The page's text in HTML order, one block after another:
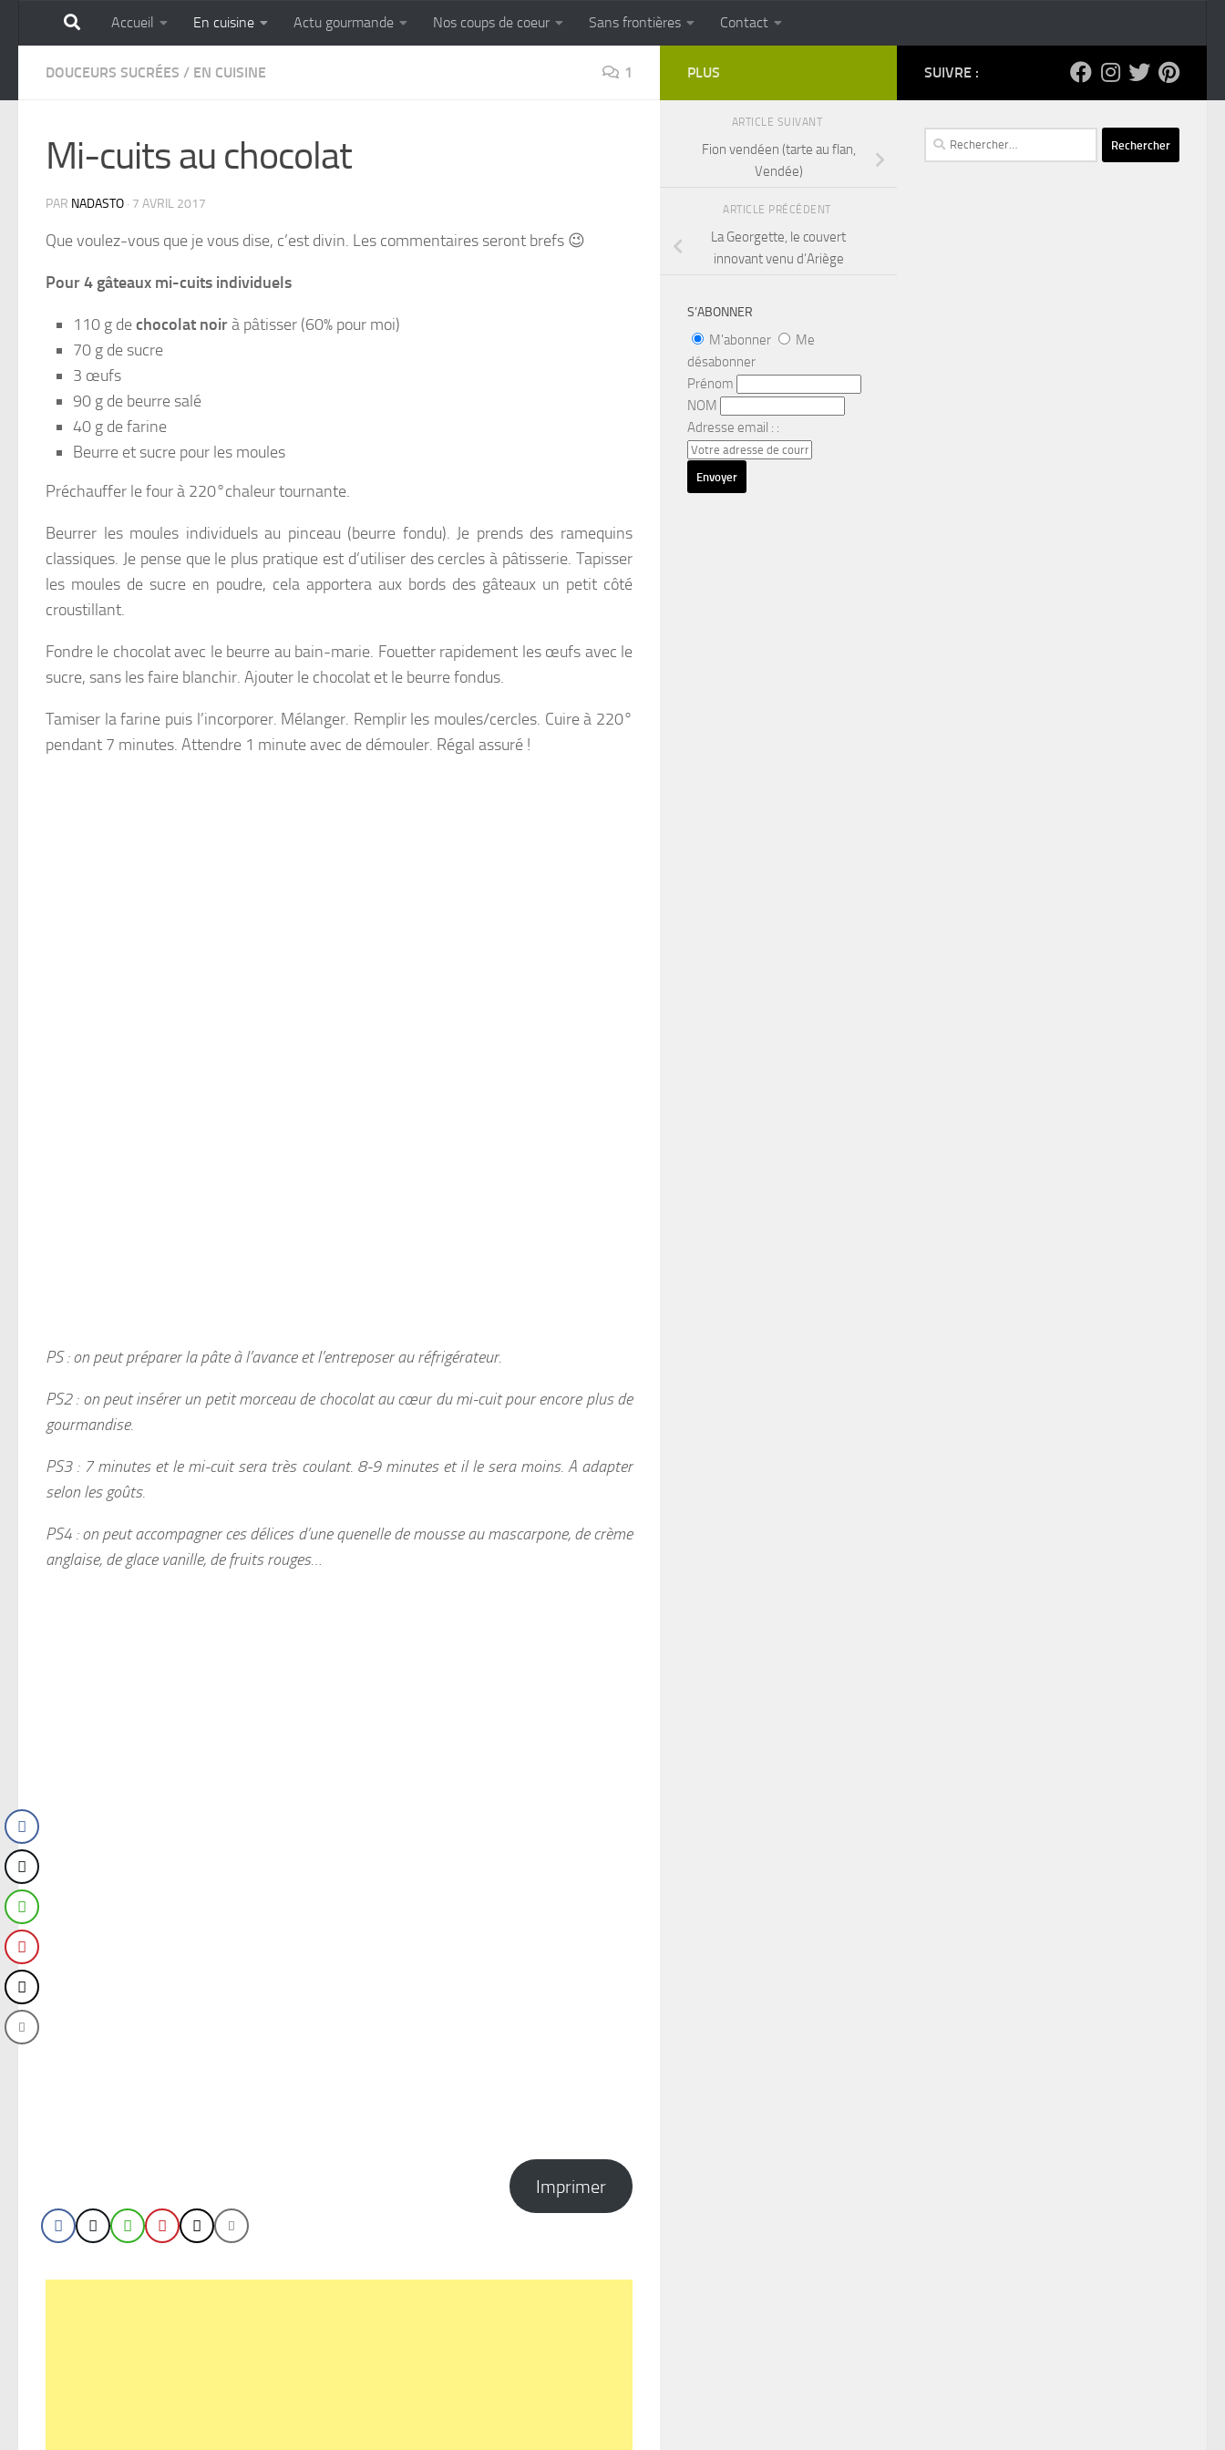
Skip to content
GOURMANDISE SANS FRONTIERES Cuisine populaire des terroirs
Accueil En cuisine Actu gourmande Nos coups de coeur Sans frontières Contact
DOUCEURS SUCRÉES / EN CUISINE 1
Mi-cuits au chocolat
PAR NADASTO · 7 AVRIL 2017
Que voulez-vous que je vous dise, c’est divin. Les commentaires seront brefs 😉
Pour 4 gâteaux mi-cuits individuels
110 g dechocolat noirà pâtisser (60% pour moi)
70 g de sucre
3 œufs
90 g de beurre salé
40 g de farine
Beurre et sucre pour les moules
Préchauffer le four à 220°chaleur tournante.
Beurrer les moules individuels au pinceau (beurre fondu). Je prends des ramequins
classiques. Je pense que le plus pratique est d’utiliser des cercles à pâtisserie. Tapisser
les moules de sucre en poudre, cela apportera aux bords des gâteaux un petit côté
croustillant.
Fondre le chocolat avec le beurre au bain-marie. Fouetter rapidement les œufs avec le
sucre, sans les faire blanchir. Ajouter le chocolat et le beurre fondus.
Tamiser la farine puis l’incorporer. Mélanger. Remplir les moules/cercles. Cuire à 220°
pendant 7 minutes. Attendre 1 minute avec de démouler. Régal assuré !
PS : on peut préparer la pâte à l’avance et l’entreposer au réfrigérateur.
PS2 : on peut insérer un petit morceau de chocolat au cœur du mi-cuit pour encore plus de
gourmandise.
PS3 : 7 minutes et le mi-cuit sera très coulant. 8-9 minutes et il le sera moins. A adapter
selon les goûts.
PS4 : on peut accompagner ces délices d’une quenelle de mousse au mascarpone, de crème
anglaise, de glace vanille, de fruits rouges…
Imprimer
SUIVRE :
Rechercher :
PLUS
ARTICLE SUIVANT
Fion vendéen (tarte au flan,
Vendée)
ARTICLE PRÉCÉDENT
La Georgette, le couvert
innovant venu d’Ariège
S’ABONNER
M'abonner
Me
désabonner
Prénom
NOM
Adresse email : :